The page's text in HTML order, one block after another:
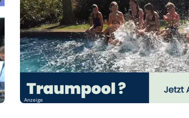
Anzeige